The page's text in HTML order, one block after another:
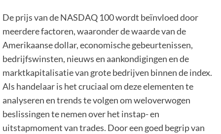
De prijs van de NASDAQ 100 wordt beïnvloed door
meerdere factoren, waaronder de waarde van de
Amerikaanse dollar, economische gebeurtenissen,
bedrijfswinsten, nieuws en aankondigingen en de
marktkapitalisatie van grote bedrijven binnen de index.
Als handelaar is het cruciaal om deze elementen te
analyseren en trends te volgen om weloverwogen
beslissingen te nemen over het instap- en
uitstapmoment van trades. Door een goed begrip van